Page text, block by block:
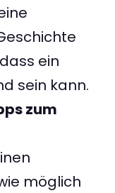
ein
sein kann.
zum
möglich